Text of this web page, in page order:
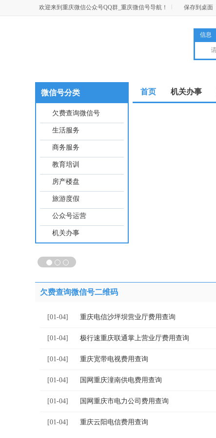
欢迎来到重庆微信公众号QQ群_重庆微信号导航！ 保存到桌面
信息
微信号分类
欠费查询微信号
生活服务
商务服务
教育培训
房产楼盘
旅游度假
公众号运营
机关办事
首页 机关办事
欠费查询微信号二维码
[01-04] 重庆电信沙坪坝营业厅费用查询
[01-04] 极行速重庆联通掌上营业厅费用查询
[01-04] 重庆宽带电视费用查询
[01-04] 国网重庆潼南供电费用查询
[01-04] 国网重庆市电力公司费用查询
[01-04] 重庆云阳电信费用查询